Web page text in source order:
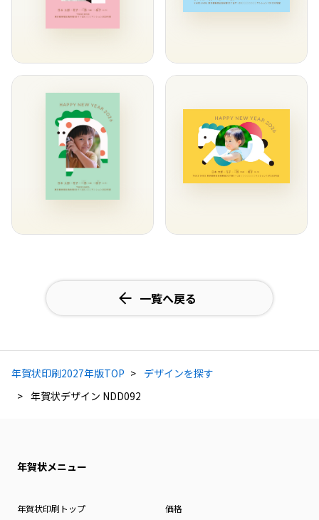
一覧へ戻る
年賀状印刷2027年版TOP
デザインを探す
年賀状デザイン NDD092
年賀状メニュー
年賀状印刷トップ 価格